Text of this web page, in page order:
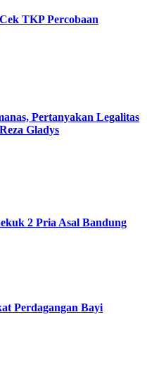
TKP Percobaan
Pertanyakan Legalitas
Gladys
2 Pria Asal Bandung
Perdagangan Bayi